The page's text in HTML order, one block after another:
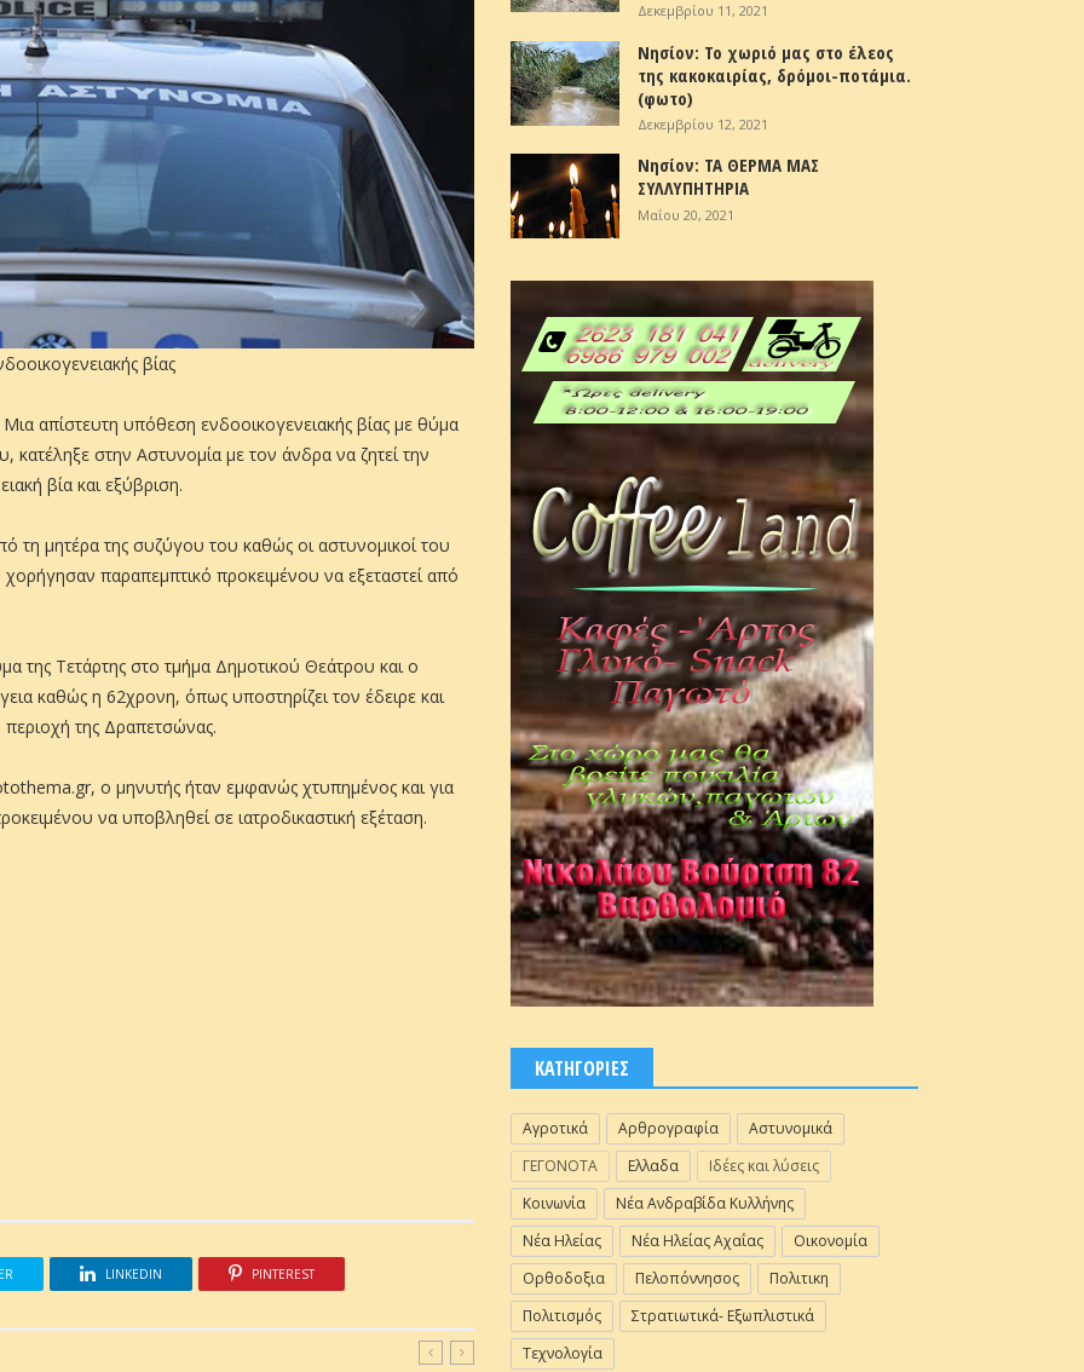
βίας
απίστευτη υπόθεση ενδοοικογενειακής βίας με θύμα
στην Αστυνομία με τον άνδρα να ζητεί την
βία και εξύβριση.
τη μητέρα της συζύγου του καθώς οι αστυνομικοί του
παραπεμπτικό προκειμένου να εξεταστεί από
της Τετάρτης στο τμήμα Δημοτικού Θεάτρου και ο
καθώς η 62χρονη, όπως υποστηρίζει τον έδειρε και
περιοχή της Δραπετσώνας.
o μηνυτής ήταν εμφανώς χτυπημένος και για
να υποβληθεί σε ιατροδικαστική εξέταση.
LINKEDIN PINTEREST
Δεκεμβρίου 11, 2021
Νησίον: Το χωριό μας στο έλεος
της κακοκαιρίας, δρόμοι-ποτάμια.
(φωτο)
Δεκεμβρίου 12, 2021
Νησίον: ΤΑ ΘΕΡΜΑ ΜΑΣ
ΣΥΛΛΥΠΗΤΗΡΙΑ
Μαΐου 20, 2021
ΚΑΤΗΓΟΡΙΕΣ
Αγροτικά Αρθρογραφία
Αστυνομικά
ΓΕΓΟΝΟΤΑ
Ελλαδα
Ιδέες και λύσεις
Κοινωνία
Νέα Ανδραβίδα Κυλλήνης
Νέα Ηλείας
Νέα Ηλείας Αχαΐας
Οικονομία
Ορθοδοξια
Πελοπόννησος
Πολιτικη
Πολιτισμός
Στρατιωτικά- Εξωπλιστικά
Τεχνολογία